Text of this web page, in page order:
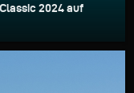
2024 auf